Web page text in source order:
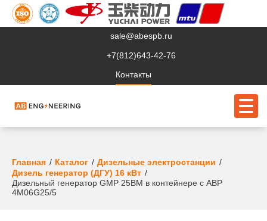
sale@abespb.ru
+7(812)643-42-76
Контакты
О компании
Клиентам
Главная Каталог
Дизельные электростанции
Дизель генератор (ДГУ) 16 кВт
Дизельный генератор GMP 25BM в контейнере с АВР
4M06G25/5